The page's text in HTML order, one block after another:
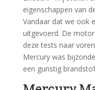
eigenschappen van
Vandaar dat we ook
uitgevoerd. De
deze tests naar
Mercury was
een gunstig